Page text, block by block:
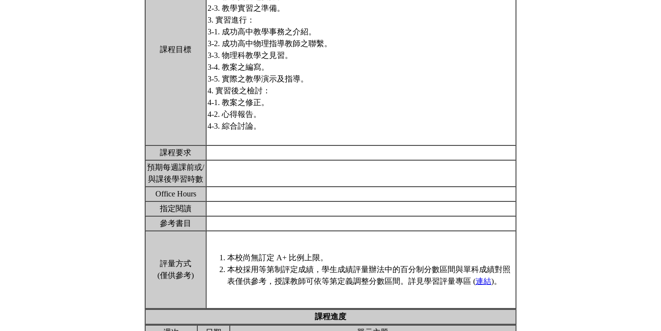
課程目標
2-3. 教學實習之準備。
3. 實習進行：
3-1. 成功高中教學事務之介紹。
3-2. 成功高中物理指導教師之聯繫。
3-3. 物理科教學之見習。
3-4. 教案之編寫。
3-5. 實際之教學演示及指導。
4. 實習後之檢討：
4-1. 教案之修正。
4-2. 心得報告。
4-3. 綜合討論。
課程要求
預期每週課前或/
與課後學習時數
Office Hours
指定閱讀
參考書目
評量方式
(僅供參考)
本校尚無訂定 A+ 比例上限。
本校採用等第制評定成績，學生成績評量辦法中的百分制分數區間與單科成績對照
表僅供參考，授課教師可依等第定義調整分數區間。詳見學習評量專區 (連結)。
課程進度